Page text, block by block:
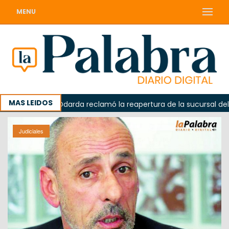
MENU
MAS LEIDOSOdarda reclamó la reapertura de la sucursal del
Judiciales